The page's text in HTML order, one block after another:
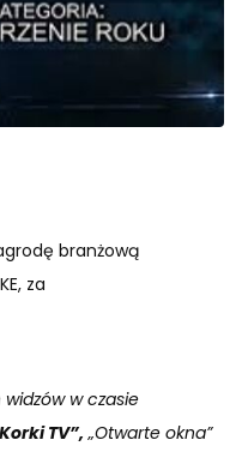
branżową
za
w czasie
TV”,„Otwarte okna”